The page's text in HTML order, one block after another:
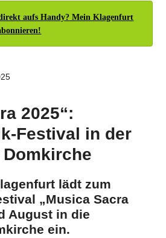
aufs Handy? Mein Klagenfurt
2025“:
Festival in der
lädt zum
„Musica Sacra
August in die
ein.